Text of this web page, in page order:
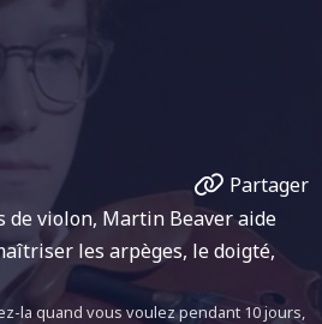
Partager
de violon, Martin Beaver aide
les arpèges, le doigté,
la quand vous voulez pendant 10 jours,